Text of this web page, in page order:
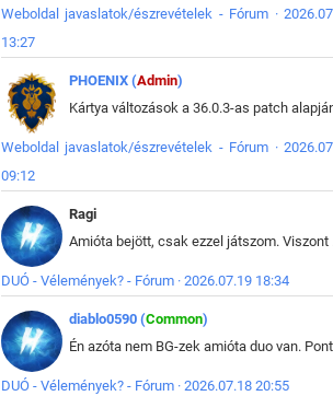
Weboldal javaslatok/észrevételek - Fórum ·
13:27
PHOENIX (Admin)
Weboldal javaslatok/észrevételek - Fórum ·
09:12
Ragi
DUÓ - Vélemények? - Fórum · 2026.07.19 18:34
diablo0590 (Common)
DUÓ - Vélemények? - Fórum · 2026.07.18 20:55